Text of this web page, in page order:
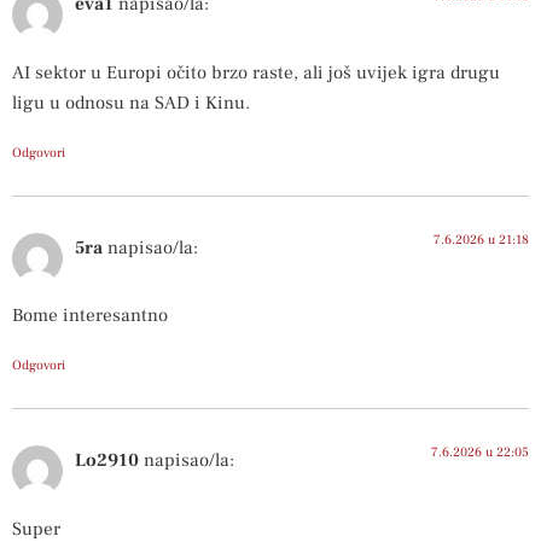
AI sektor u Europi očito brzo raste, ali još uvijek igra drugu
ligu u odnosu na SAD i Kinu.
Odgovori
5ra napisao/la: 7.6.2026 u 21:18
Bome interesantno
Odgovori
Lo2910 napisao/la: 7.6.2026 u 22:05
Super